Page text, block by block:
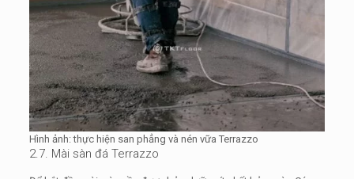
Hình ảnh: thực hiện san phẳng và nén vữa Terrazzo
2.7. Mài sàn đá Terrazzo